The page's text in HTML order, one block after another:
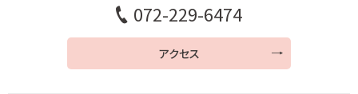
072-229-6474
アクセス